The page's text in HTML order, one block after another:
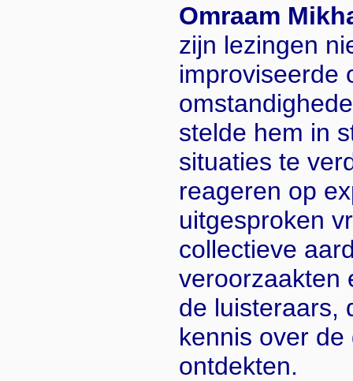
Omraam
zijn lezingen
improviseerde
stelde hem in
situaties te
reageren op
uitgesproken
collectieve
veroorzaakten
de luisteraars,
kennis over
ontdekten.